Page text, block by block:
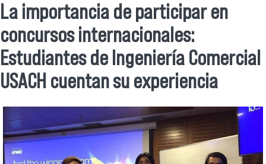
Se encuentra usted aquí
La importancia de participar en
concursos internacionales:
Estudiantes de Ingeniería Comercial
USACH cuentan su experiencia